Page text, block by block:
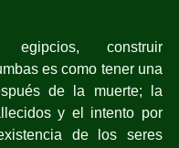
construir
es como tener una
de la muerte; la
y el intento por
de los seres